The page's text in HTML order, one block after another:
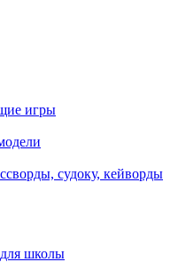
игры
судоку, кейворды
школы